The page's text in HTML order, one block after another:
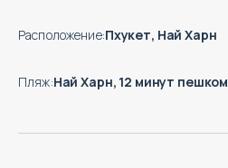
Расположение:Пхукет, Най Харн
Пляж:Най Харн, 12 минут пешком